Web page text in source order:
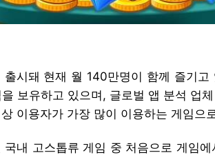
시돼 현재 월 140만명이 함께 즐기고
보유하고 있으며, 글로벌 앱 분석 업
이용자가 가장 많이 이용하는 게임으
내 고스톱류 게임 중 처음으로 게임에